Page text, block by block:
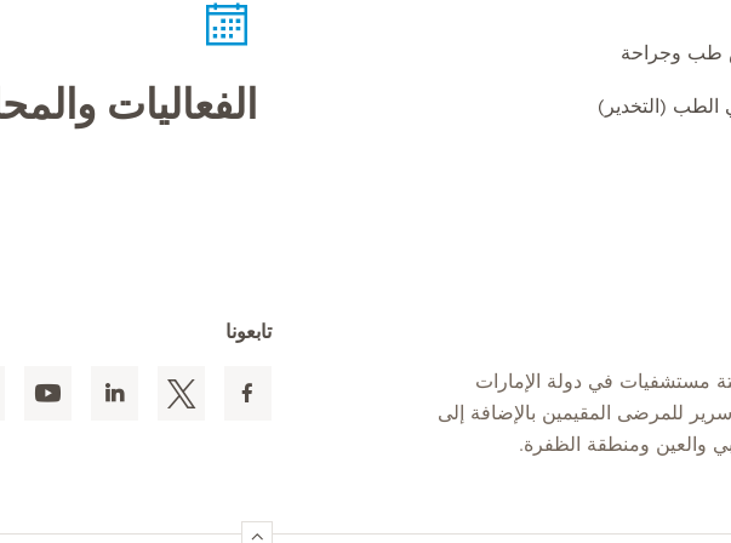
طب وجراحة
الطب (التخدير) الفعاليات
مستشفيات في دولة الإمارات
العربية المتحدة مع أكثر من 900 سرير للمرضى المقيمين بالإضافة إلى
تابعونا